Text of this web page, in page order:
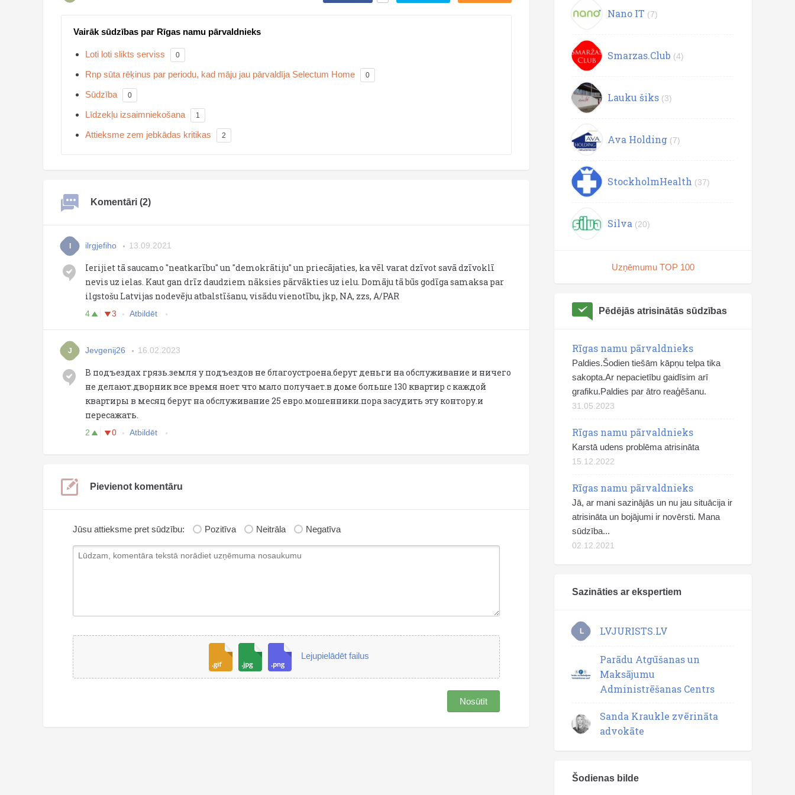
Vairāk sūdzības par Rīgas namu pārvaldnieks
Loti loti slikts serviss 0
Rnp sūta rēķinus par periodu, kad māju jau pārvaldīja Selectum Home 0
Sūdzība 0
Līdzekļu izsaimniekošana 1
Attieksme zem jebkādas kritikas 2
Komentāri (2)
ilrgjefiho 13.09.2021
Ierijiet tā saucamo "neatkarību" un "demokrātiju" un priecājaties, ka vēl varat dzīvot savā dzīvoklī
nevis uz ielas. Kaut gan drīz daudziem nāksies pārvākties uz ielu. Domāju tā būs godīga samaksa par
ilgstošu Latvijas nodevēju atbalstīšanu, visādu vienotību, jkp, NA, zzs, A/PAR
4 3 Atbildēt
J Jevgenij26 16.02.2023
В подъездах грязь.земля у подъездов не благоустроена.берут деньги на обслуживание и ничего
не делают.дворник все время ноет что мало получает.в доме больше 130 квартир с каждой
квартиры в месяц берут на обслуживание 25 евро.мошенники.пора засудить эту контору.и
пересажать.
2 0 Atbildēt
Pievienot komentāru
Jūsu attieksme pret sūdzību: Pozitīva Neitrāla Negatīva
Lejupielādēt failus
Nosūtīt
Nano IT (7)
Smarzas.Club (4)
Lauku šiks (3)
Ava Holding (7)
StockholmHealth (37)
Silva (20)
Uzņēmumu TOP 100
Pēdējās atrisinātās sūdzības
Rīgas namu pārvaldnieks
Paldies.Šodien tiešām kāpņu telpa tika
sakopta.Ar nepacietību gaidīsim arī
grafiku.Paldies par ātro reaģēšanu.
31.05.2023
Rīgas namu pārvaldnieks
Karstā udens problēma atrisināta
15.12.2022
Rīgas namu pārvaldnieks
Jā, ar mani sazinājās un nu jau situācija ir
atrisināta un bojājumi ir novērsti. Mana
sūdzība...
02.12.2021
Sazināties ar ekspertiem
L LVJURISTS.LV
Parādu Atgūšanas un
Maksājumu
Administrēšanas Centrs
Sanda Kraukle zvērināta
advokāte
Šodienas bilde